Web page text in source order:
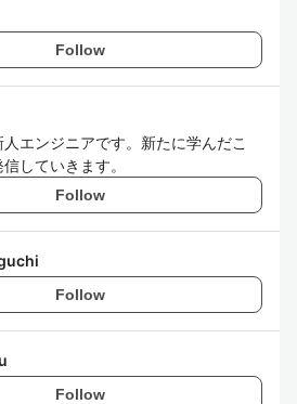
Follow
エンジニアです。新たに学んだこ
していきます。
Follow
Follow
Follow